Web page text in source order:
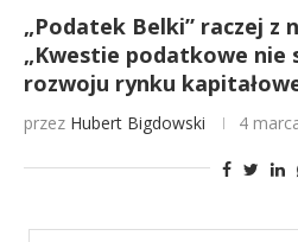
„Podatek Belki” raczej z
„Kwestie podatkowe nie
rozwoju rynku
przez Hubert Bigdowski 4